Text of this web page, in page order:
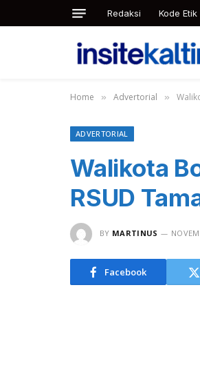
Redaksi Kode Etik
Home » Advertorial »
ADVERTORIAL
Walikota
RSUD
BY MARTINUS
Facebook